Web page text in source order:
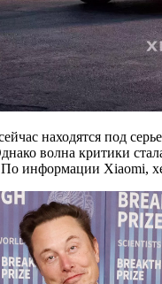
находятся под
волна критики
информации Xiaomi,